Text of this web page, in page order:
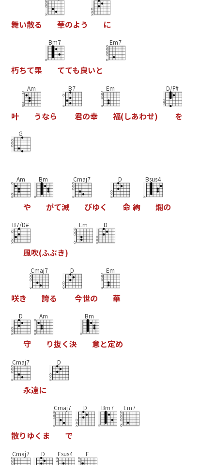
舞い散る 華のよう に
朽ちて果
Bm7
てても良いと
Em7
叶
Am
うなら
B7
君の幸
Em
福(しあわせ)
D/F#
を
G
Am
や
Bm
がて滅
Cmaj7
びゆく
D
命 絢
Bsus4
爛の
B7/D#
風吹(ふぶき)
Em D
咲き
Cmaj7
誇る
D
今世の
Em
華
D
守
Am
り抜く決
Bm
意と定め
Cmaj7
永遠に
D
散り ゆく ま
Cmaj7
で
D Bm7 Em7
Cmaj7 D Esus4 E